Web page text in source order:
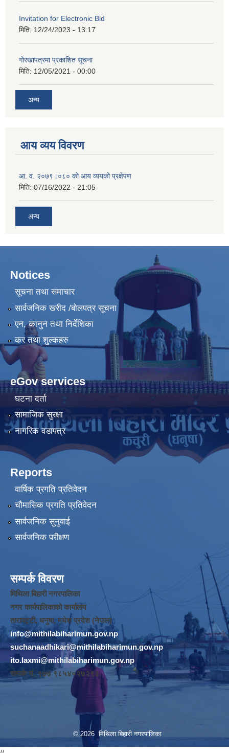
Invitation for Electronic Bid
मिति: 12/24/2023 - 13:17
गोरखापत्रमा प्रकाशित सूचना
मिति: 12/05/2021 - 00:00
अन्य
आय व्यय विवरण
आ. व. २०७९।०८० को आय व्ययको प्रक्षेपण
मिति: 07/16/2022 - 21:05
अन्य
Notices
सूचना तथा समाचार
सार्वजनिक खरीद /बोलपत्र सूचना
एन, कानुन तथा निर्देशिका
कर तथा शुल्कहरु
eGov services
घटना दर्ता
सामाजिक सुरक्षा
नागरिक वडापत्र
Reports
वार्षिक प्रगति प्रतिवेदन
चौमासिक प्रगति प्रतिवेदन
सार्वजनिक सुनुवाई
सार्वजनिक परीक्षण
सम्पर्क विवरण
मिथिला बिहारी नगरपालिका
नगर कार्यपालिकाको कार्यालय
तारापट्टी, धनुषा, मधेश प्रदेश (नेपाल)
info@mithilabiharimun.gov.np
suchanaadhikari@mithilabiharimun.gov.np
ito.laxmi@mithilabiharimun.gov.np
सम्पर्क नं. ‌९७७ ९८५४०२७२९३
© 2026 मिथिला बिहारी नगरपालिका